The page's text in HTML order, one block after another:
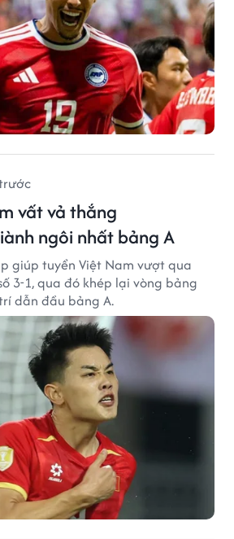
vất vả thắng
ngôi nhất bảng A
giúp tuyển Việt Nam vượt qua
3-1, qua đó khép lại vòng bảng
dẫn đầu bảng A.